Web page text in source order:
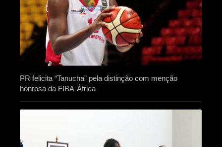
PR felicita “Tanucha” pela distinção com menção
honrosa da FIBA-África